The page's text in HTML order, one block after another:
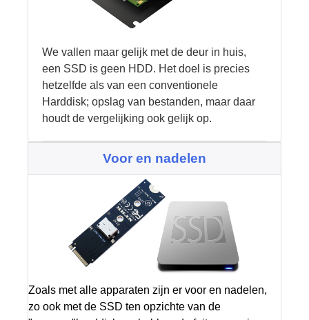
We vallen maar gelijk met de deur in huis,
een SSD is geen HDD. Het doel is precies
hetzelfde als van een conventionele
Harddisk; opslag van bestanden, maar daar
houdt de vergelijking ook gelijk op.
Voor en nadelen
Zoals met alle apparaten zijn er voor en nadelen,
zo ook met de SSD ten opzichte van de